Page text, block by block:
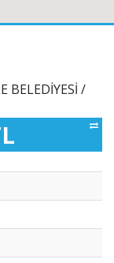
BELEDİYESİ /